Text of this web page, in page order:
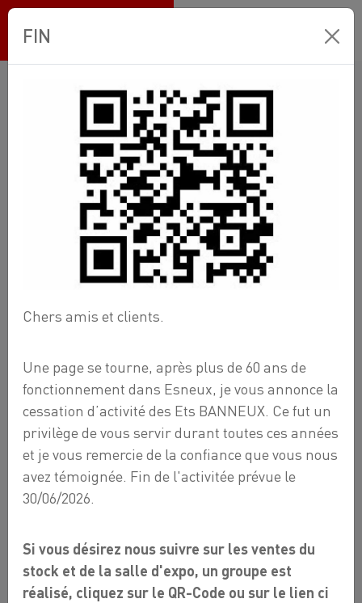
Ets BANNEUX
Boutique en ligne
Comptoir Plomberie
groupe-6 raccord toute nature
Raccord
À sertir Raccord droit mâle 1/2 x 18
RACCORD DROIT MÂLE 1/2 X
18
7,80 €
FIN
Chers amis et clients.
Une page se tourne, après plus de 60 ans de
fonctionnement dans Esneux, je vous annonce la
cessation d’activité des Ets BANNEUX. Ce fut un
privilège de vous servir durant toutes ces années
et je vous remercie de la confiance que vous nous
avez témoignée. Fin de l'activitée prévue le
30/06/2026.
Si vous désirez nous suivre sur les ventes du
stock et de la salle d'expo, un groupe est
réalisé, cliquez sur le QR-Code ou sur le lien ci